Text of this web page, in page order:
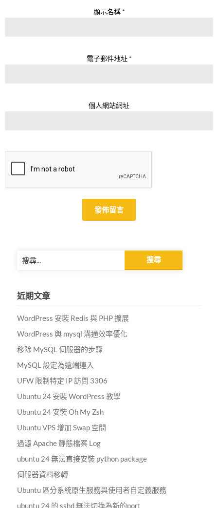
顯示名稱 *
電子郵件地址 *
個人網站網址
搜
尋
字:
近期文章
WordPress 安裝 Redis 與 PHP 擴展
WordPress 與 mysql 溝通效率優化
移除 MySQL 伺服器的步驟
MySQL 設定為遠端連入
UFW 限制特定 IP 訪問 3306
Ubuntu 24 安裝 WordPress 教學
Ubuntu 24 安裝 Oh My Zsh
Ubuntu VPS 增加 Swap 空間
過濾 Apache 靜態檔案 Log
ubuntu 24 無法直接安裝 python package
伺服器資料移轉
Ubuntu 區分系統原生服務與使用者自定義服務
ubuntu 24 的 sshd 無法切換為新的port